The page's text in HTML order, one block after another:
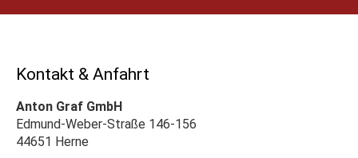
Kontakt & Anfahrt
Anton Graf GmbH
Edmund-Weber-Straße 146-156
44651 Herne